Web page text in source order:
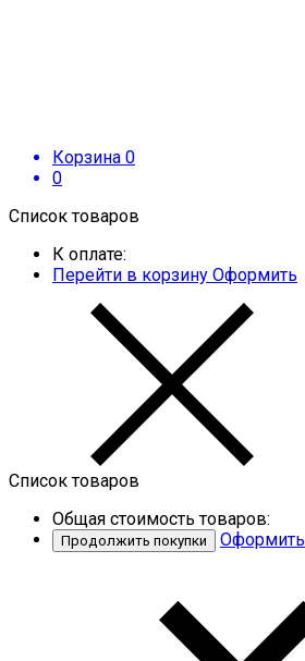
Корзина 0
0
Список товаров
К оплате:
Перейти в корзину Оформить
Список товаров
Общая стоимость товаров:
Продолжить покупки Оформить